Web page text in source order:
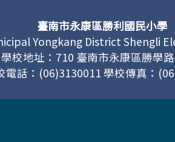
臺南市永康區勝利國民小學
Yongkang District Shengli
學校地址：710 臺南市永康區勝學
電話：(06)3130011 學校傳真：